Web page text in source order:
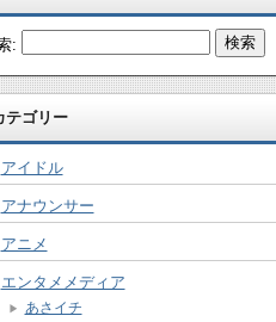
:
テゴリー
アイドル
アナウンサー
アニメ
エンタメメディア
あさイチ